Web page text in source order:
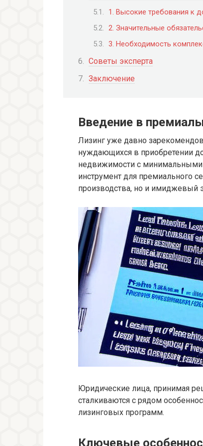
1. Высокие требования к
2. Значительные
3. Необходимость
Советы эксперта
Заключение
Введение в
Лизинг уже давно
нуждающихся в приобретении
недвижимости с минимальными
инструмент для премиального
производства, но и имиджевый
Юридические лица, принимая
сталкиваются с рядом
лизинговых программ.
Ключевые